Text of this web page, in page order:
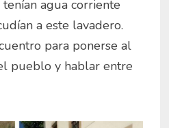
agua corriente
a este lavadero.
para ponerse al
pueblo y hablar entre